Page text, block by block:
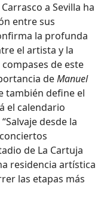
a Sevilla ha
entre sus
la profunda
el artista y la
de este
deManuel
también define el
el calendario
desde la
de La Cartuja
residencia artística
las etapas más